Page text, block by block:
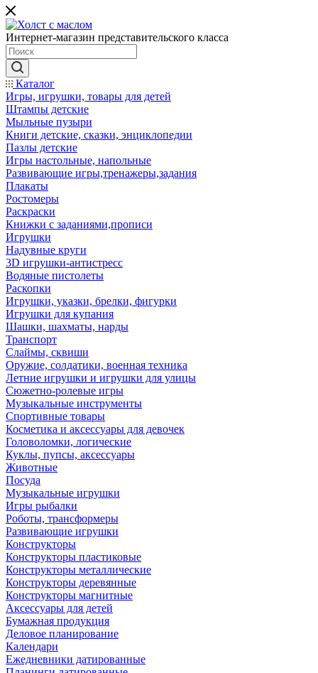
Интернет-магазин представительского класса
Каталог
Игры, игрушки, товары для детей
Штампы детские
Мыльные пузыри
Книги детские, сказки, энциклопедии
Пазлы детские
Игры настольные, напольные
Развивающие игры,тренажеры,задания
Плакаты
Ростомеры
Раскраски
Книжки с заданиями,прописи
Игрушки
Надувные круги
3D игрушки-антистресс
Водяные пистолеты
Раскопки
Игрушки, указки, брелки, фигурки
Игрушки для купания
Шашки, шахматы, нарды
Транспорт
Слаймы, сквиши
Оружие, солдатики, военная техника
Летние игрушки и игрушки для улицы
Сюжетно-ролевые игры
Музыкальные инструменты
Спортивные товары
Косметика и аксессуары для девочек
Головоломки, логические
Куклы, пупсы, аксессуары
Животные
Посуда
Музыкальные игрушки
Игры рыбалки
Роботы, трансформеры
Развивающие игрушки
Конструкторы
Конструкторы пластиковые
Конструкторы металлические
Конструкторы деревянные
Конструкторы магнитные
Аксессуары для детей
Бумажная продукция
Деловое планирование
Календари
Ежедневники датированные